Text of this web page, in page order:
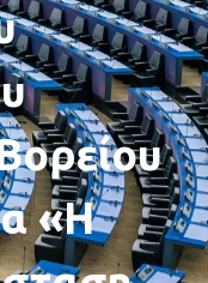
«Η